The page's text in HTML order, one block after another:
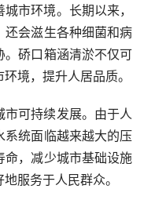
市环境。长期以来，
会滋生各种细菌和病
硚口箱涵清淤不仅可
境，提升人居品质。
可持续发展。由于人
系统面临越来越大的压
命，减少城市基础设施
服务于人民群众。